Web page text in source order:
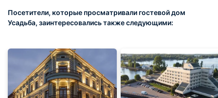
Посетители, которые просматривали гостевой дом
Усадьба, заинтересовались также следующими: